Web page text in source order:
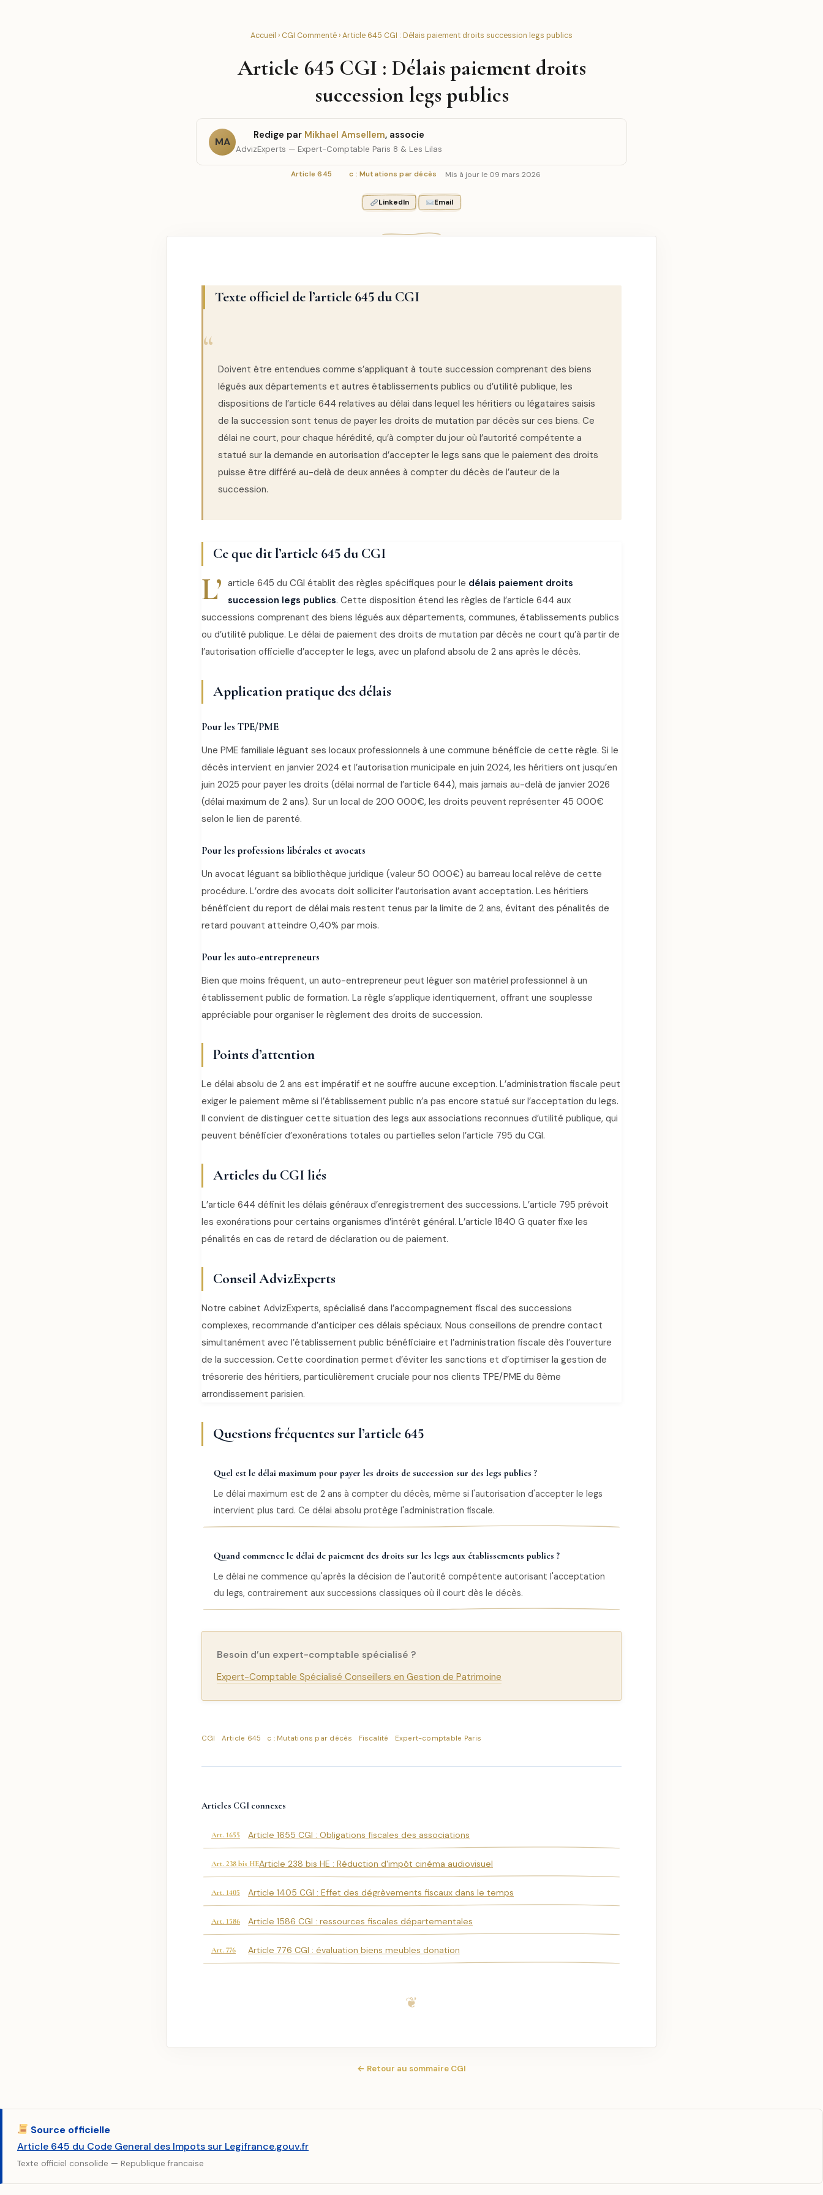
Accueil › CGI Commenté› Article 645 CGI : Délais paiement droits succession legs publics
Article 645 CGI : Délais paiement droits
succession legs publics
MA
Redige par Mikhael Amsellem, associe
AdvizExperts — Expert-Comptable Paris 8 & Les Lilas
Article 645 c : Mutations par décès Mis à jour le 09 mars 2026
LinkedIn Email
Texte officiel de l’article 645 du CGI
Doivent être entendues comme s’appliquant à toute succession comprenant des biens
légués aux départements et autres établissements publics ou d’utilité publique, les
dispositions de l’article 644 relatives au délai dans lequel les héritiers ou légataires saisis
de la succession sont tenus de payer les droits de mutation par décès sur ces biens. Ce
délai ne court, pour chaque hérédité, qu’à compter du jour où l’autorité compétente a
statué sur la demande en autorisation d’accepter le legs sans que le paiement des droits
puisse être différé au-delà de deux années à compter du décès de l’auteur de la
succession.
Ce que dit l’article 645 du CGI
L’ article 645 du CGI établit des règles spécifiques pour le délais paiement droits
succession legs publics. Cette disposition étend les règles de l’article 644 aux
successions comprenant des biens légués aux départements, communes, établissements publics
ou d’utilité publique. Le délai de paiement des droits de mutation par décès ne court qu’à partir de
l’autorisation officielle d’accepter le legs, avec un plafond absolu de 2 ans après le décès.
Application pratique des délais
Pour les TPE/PME
Une PME familiale léguant ses locaux professionnels à une commune bénéficie de cette règle. Si le
décès intervient en janvier 2024 et l’autorisation municipale en juin 2024, les héritiers ont jusqu’en
juin 2025 pour payer les droits (délai normal de l’article 644), mais jamais au-delà de janvier 2026
(délai maximum de 2 ans). Sur un local de 200 000€, les droits peuvent représenter 45 000€
selon le lien de parenté.
Pour les professions libérales et avocats
Un avocat léguant sa bibliothèque juridique (valeur 50 000€) au barreau local relève de cette
procédure. L’ordre des avocats doit solliciter l’autorisation avant acceptation. Les héritiers
bénéficient du report de délai mais restent tenus par la limite de 2 ans, évitant des pénalités de
retard pouvant atteindre 0,40% par mois.
Pour les auto-entrepreneurs
Bien que moins fréquent, un auto-entrepreneur peut léguer son matériel professionnel à un
établissement public de formation. La règle s’applique identiquement, offrant une souplesse
appréciable pour organiser le règlement des droits de succession.
Points d’attention
Le délai absolu de 2 ans est impératif et ne souffre aucune exception. L’administration fiscale peut
exiger le paiement même si l’établissement public n’a pas encore statué sur l’acceptation du legs.
Il convient de distinguer cette situation des legs aux associations reconnues d’utilité publique, qui
peuvent bénéficier d’exonérations totales ou partielles selon l’article 795 du CGI.
Articles du CGI liés
L’article 644 définit les délais généraux d’enregistrement des successions. L’article 795 prévoit
les exonérations pour certains organismes d’intérêt général. L’article 1840 G quater fixe les
pénalités en cas de retard de déclaration ou de paiement.
Conseil AdvizExperts
Notre cabinet AdvizExperts, spécialisé dans l’accompagnement fiscal des successions
complexes, recommande d’anticiper ces délais spéciaux. Nous conseillons de prendre contact
simultanément avec l’établissement public bénéficiaire et l’administration fiscale dès l’ouverture
de la succession. Cette coordination permet d’éviter les sanctions et d’optimiser la gestion de
trésorerie des héritiers, particulièrement cruciale pour nos clients TPE/PME du 8ème
arrondissement parisien.
Questions fréquentes sur l’article 645
Quel est le délai maximum pour payer les droits de succession sur des legs publics ?
Le délai maximum est de 2 ans à compter du décès, même si l'autorisation d'accepter le legs
intervient plus tard. Ce délai absolu protège l'administration fiscale.
Quand commence le délai de paiement des droits sur les legs aux établissements publics ?
Le délai ne commence qu'après la décision de l'autorité compétente autorisant l'acceptation
du legs, contrairement aux successions classiques où il court dès le décès.
Besoin d’un expert-comptable spécialisé ?
Expert-Comptable Spécialisé Conseillers en Gestion de Patrimoine
CGI Article 645 c : Mutations par décès Fiscalité Expert-comptable Paris
Articles CGI connexes
Art. 1655 Article 1655 CGI : Obligations fiscales des associations
Art. 238 bis HEArticle 238 bis HE : Réduction d'impôt cinéma audiovisuel
Art. 1405 Article 1405 CGI : Effet des dégrèvements fiscaux dans le temps
Art. 1586 Article 1586 CGI : ressources fiscales départementales
Art. 776 Article 776 CGI : évaluation biens meubles donation
← Retour au sommaire CGI
Source officielle
Article 645 du Code General des Impots sur Legifrance.gouv.fr
Texte officiel consolide — Republique francaise